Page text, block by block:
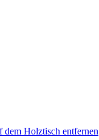
dem Holztisch entfernen